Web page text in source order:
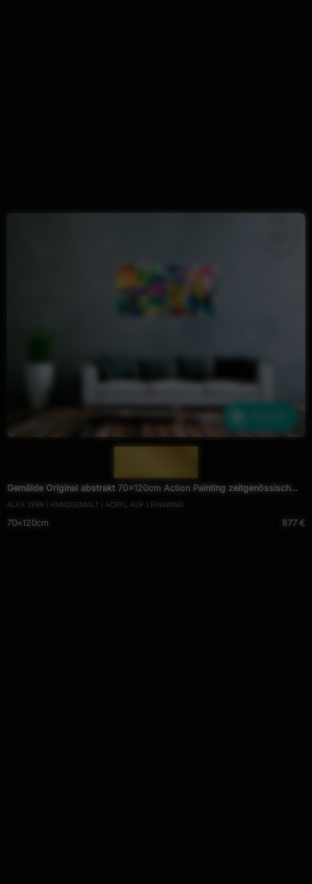
Gemälde Original abstrakt 70x120cm Action Painting zeitgenössisch
auf Leinwand Fluid Painting bunt weiß blau Einzelstück
ALEX ZERR | HANDGEMALT | ACRYL AUF LEINWAND
70×120cm 877 €